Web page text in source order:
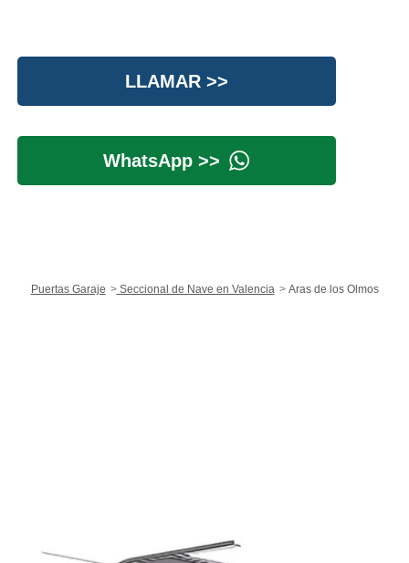
LLAMAR >>
WhatsApp >>
Puertas Garaje Seccional de Nave en Valencia Aras de los Olmos